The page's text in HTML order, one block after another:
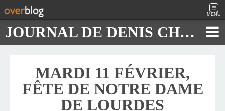
MENU
JOURNAL DE DENIS CHAUTARD
MARDI 11 FÉVRIER,
FÊTE DE NOTRE DAME
DE LOURDES